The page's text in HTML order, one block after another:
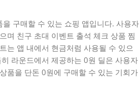
구매할 수 있는 쇼핑 앱입니다. 사용자
며 친구 초대 이벤트 출석 체크 상품 찜
는 앱 내에서 현금처럼 사용될 수 있으
라운드에서 제공하는 0원 딜은 사용자
품을 단돈 0원에 구매할 수 있는 기회가